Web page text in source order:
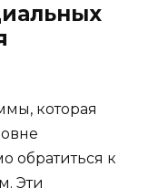
которая
обратиться к
Эти